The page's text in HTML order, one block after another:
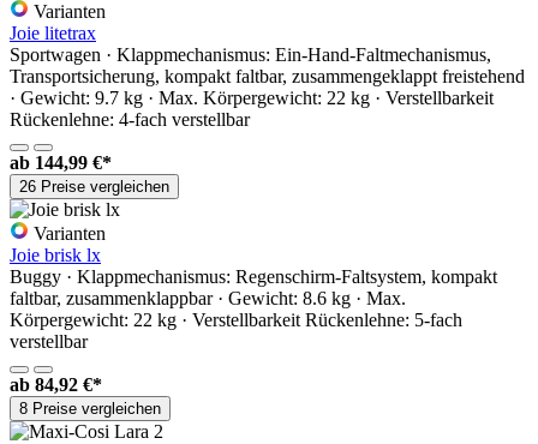
Varianten
Joie litetrax
Sportwagen · Klappmechanismus: Ein-Hand-Faltmechanismus,
Transportsicherung, kompakt faltbar, zusammengeklappt freistehend
· Gewicht: 9.7 kg · Max. Körpergewicht: 22 kg · Verstellbarkeit
Rückenlehne: 4-fach verstellbar
ab 144,99 €*
26 Preise vergleichen
Varianten
Joie brisk lx
Buggy · Klappmechanismus: Regenschirm-Faltsystem, kompakt
faltbar, zusammenklappbar · Gewicht: 8.6 kg · Max.
Körpergewicht: 22 kg · Verstellbarkeit Rückenlehne: 5-fach
verstellbar
ab 84,92 €*
8 Preise vergleichen